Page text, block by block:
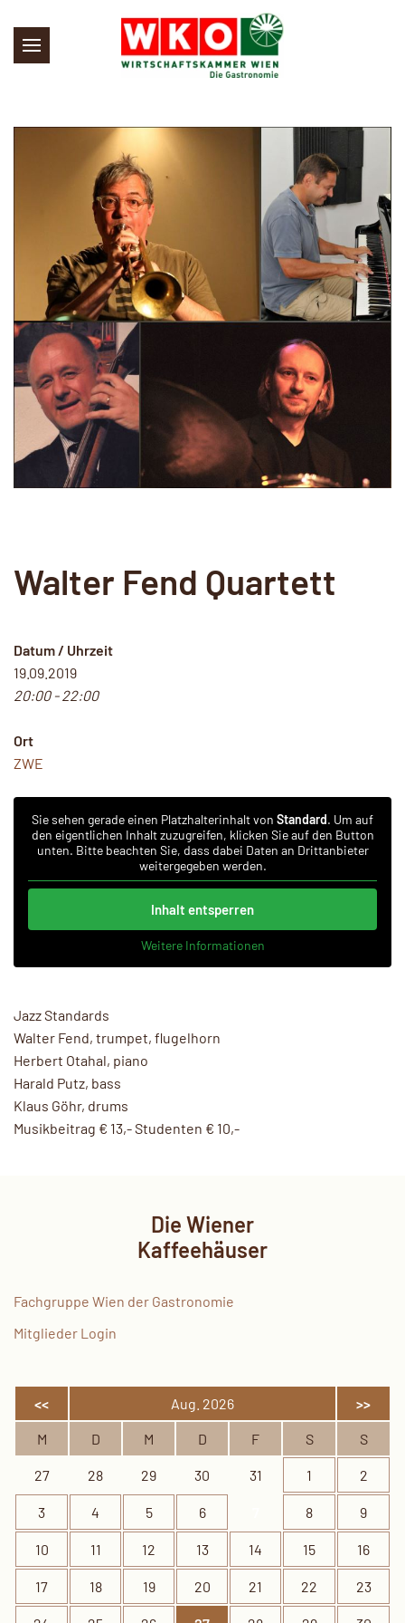
Skip to main content
Walter Fend Quartett
Datum / Uhrzeit
19.09.2019
20:00 - 22:00
Ort
ZWE
Sie sehen gerade einen Platzhalterinhalt von Standard. Um auf
den eigentlichen Inhalt zuzugreifen, klicken Sie auf den Button
unten. Bitte beachten Sie, dass dabei Daten an Drittanbieter
weitergegeben werden.
Inhalt entsperren
Weitere Informationen
Jazz Standards
Walter Fend, trumpet, flugelhorn
Herbert Otahal, piano
Harald Putz, bass
Klaus Göhr, drums
Musikbeitrag € 13,- Studenten € 10,-
Die Wiener
Kaffeehäuser
Fachgruppe Wien der Gastronomie
Mitglieder Login
<< Aug. 2026 >>
M D M D F S S
27 28 29 30 31 1 2
3 4 5 6 8 9
10 11 12 13 14 15 16
17 18 19 20 21 22 23